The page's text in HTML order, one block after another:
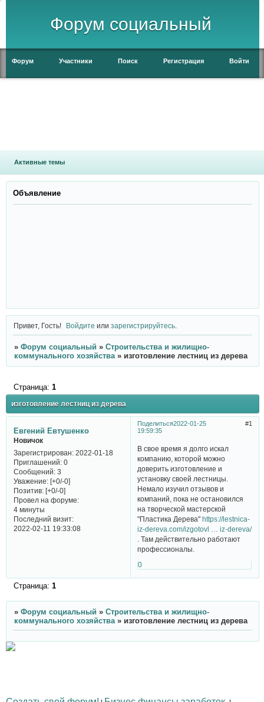
Форум социальный
Форум Участники Поиск Регистрация Войти
Активные темы
Объявление
Привет, Гость! Войдите илизарегистрируйтесь
» Форум социальный » Строительства и жилищно-
коммунального хозяйства » изготовление лестниц из дерева
изготовление лестниц из дерева
Страница: 1
Поделиться 1
2022-01-25
19:59:35
Евгений Евтушенко
Новичок
Зарегистрирован: 2022-01-18
Приглашений:0
Сообщений:3
Уважение: [+0/-0]
Позитив: [+0/-0]
Провел на форуме:
4 минуты
Последний визит:
2022-02-11 19:33:08
В свое время я долго искал
компанию, которой можно
доверить изготовление и
установку своей лестницы.
Немало изучил отзывов и
компаний, пока не остановился
на творческой мастерской
"Пластика Дерева" https://lestnica-
iz-dereva.com/izgotovl … iz-dereva/
. Там действительно работают
профессионалы.
0
Страница: 1
» Форум социальный » Строительства и жилищно-
коммунального хозяйства » изготовление лестниц из дерева